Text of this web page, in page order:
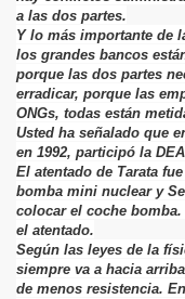
a las dos partes.
Y lo más importante de
los grandes bancos
porque las dos partes
erradicar, porque las
ONGs, todas están
Usted ha señalado que
en 1992, participó la DEA
El atentado de Tarata
bomba mini nuclear y
colocar el coche
el atentado.
Según las leyes de la
siempre va a hacia
de menos resistencia.